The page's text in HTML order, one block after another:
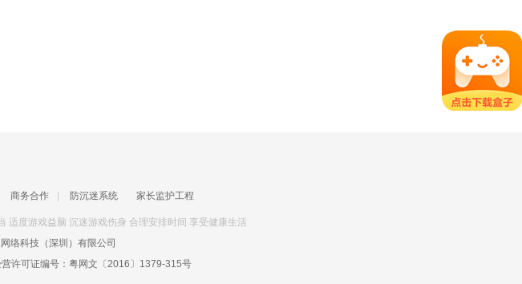
商务合作 防沉迷系统 家长监护工程
适度游戏益脑 沉迷游戏伤身 合理安排时间 享受健康生活
络科技（深圳）有限公司
许可证编号： 粤网文〔2016〕1379-315号